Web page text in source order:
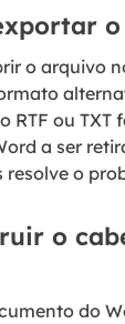
o arquivo
RTF ou TXT
a ser
resolve o
o
do